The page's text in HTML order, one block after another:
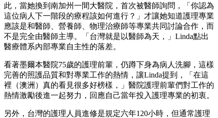
此，當她換到南加州一間大醫院，首次被醫師詢問，「你認為
這位病人下一階段的療程該如何進行？」才讓她知道護理專業
應該是和醫師、營養師、物理治療師等專業共同討論合作，而
不是完全由醫師主導。「台灣就是以醫師為天，」Linda點出
醫療體系內部專業自主性的落差。
看著墨爾本醫院75歲的護理前輩，仍蹲下身為病人洗腳，這樣
完善的照護品質和對專業工作的熱情，讓Linda提到，「在這
裡（澳洲）真的看見很多好榜樣，」醫院護理前輩們對工作的
熱情激勵後進一起努力，回應自己當年投入護理專業的初衷。
另外，台灣的護理人員進修是規定六年120小時，但通常護理